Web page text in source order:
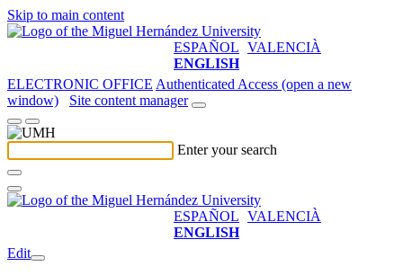
Skip to main content
ESPAÑOL VALENCIÀ
ENGLISH
ELECTRONIC OFFICE Authenticated Access (open a new
window)
Site content manager
Enter your search
ESPAÑOL VALENCIÀ
ENGLISH
Edit